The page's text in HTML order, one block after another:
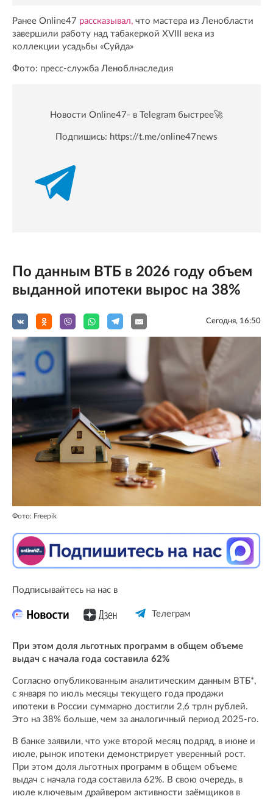
Ранее Online47 рассказывал, что мастера из Ленобласти
завершили работу над табакеркой XVIII века из
коллекции усадьбы «Суйда»
Фото: пресс-служба Леноблнаследия
Новости Online47- в Telegram быстрее🚀
Подпишись: https://t.me/online47news
По данным ВТБ в 2026 году объем
выданной ипотеки вырос на 38%
Сегодня, 16:50
Фото: Freepik
Подписывайтесь на нас в
Телеграм
При этом доля льготных программ в общем объеме
выдач с начала года составила 62%
Согласно опубликованным аналитическим данным ВТБ*,
с января по июль месяцы текущего года продажи
ипотеки в России суммарно достигли 2,6 трлн рублей.
Это на 38% больше, чем за аналогичный период 2025-го.
В банке заявили, что уже второй месяц подряд, в июне и
июле, рынок ипотеки демонстрирует уверенный рост.
При этом доля льготных программ в общем объеме
выдач с начала года составила 62%. В свою очередь, в
июле ключевым драйвером активности заёмщиков в